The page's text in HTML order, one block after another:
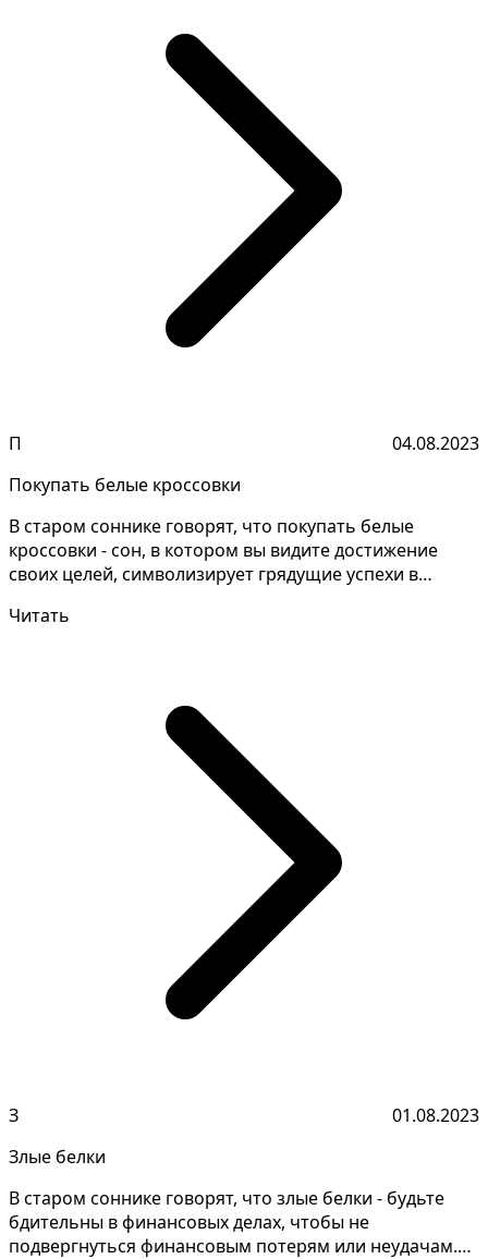
П
04.08.2023
Покупать белые кроссовки
В старом соннике говорят, что покупать белые
кроссовки - сон, в котором вы видите достижение
своих целей, символизирует грядущие успехи в
Читать
З
01.08.2023
Злые белки
В старом соннике говорят, что злые белки - будьте
бдительны в финансовых делах, чтобы не
подвергнуться финансовым потерям или неудачам.